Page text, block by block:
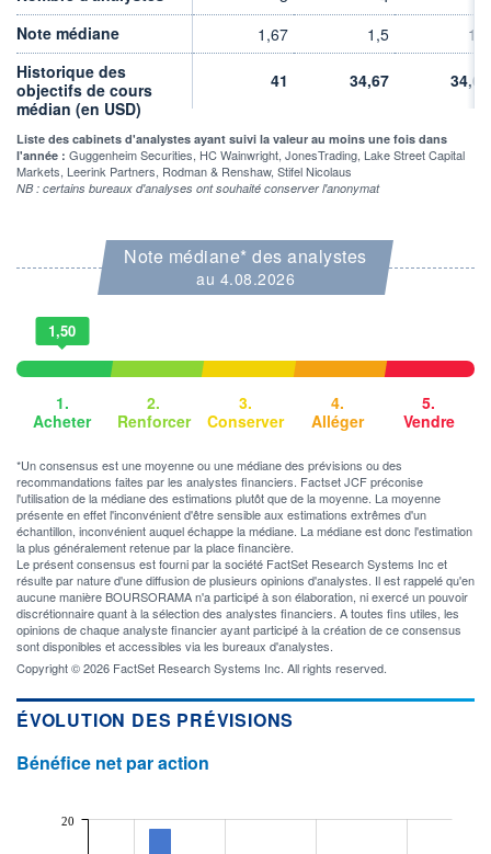
0 0,00%
VALORISATION
7 MUSD
CAPI.
9 MUSD
LIMITE À LA
0,0000 0,0000
RENDEMENT
ESTIMÉ 2026
PER ESTIMÉ
2026
DERNIER
ÉCHANGE
06.08.26 / 16:44:29
ÉLIGIBILITÉ
Non éligible
Boursobank
+ PORTEFEUILLE + LISTE
Note médiane
1,67 1,5
1,5
Historique des
objectifs de cours
médian (en USD)
41 34,67 34,67
Liste des cabinets d'analystes ayant suivi la valeur au moins une fois dans
l'année : Guggenheim Securities, HC Wainwright, JonesTrading, Lake Street Capital
Markets, Leerink Partners, Rodman & Renshaw, Stifel Nicolaus
NB : certains bureaux d'analyses ont souhaité conserver l'anonymat
Note médiane* des analystes
au 4.08.2026
1,50
1.
Acheter
2.
Renforcer
3.
Conserver
4.
Alléger
5.
Vendre
*Un consensus est une moyenne ou une médiane des prévisions ou des
recommandations faites par les analystes financiers. Factset JCF préconise
l'utilisation de la médiane des estimations plutôt que de la moyenne. La moyenne
présente en effet l'inconvénient d'être sensible aux estimations extrêmes d'un
échantillon, inconvénient auquel échappe la médiane. La médiane est donc l'estimation
la plus généralement retenue par la place financière.
Le présent consensus est fourni par la société FactSet Research Systems Inc et
résulte par nature d'une diffusion de plusieurs opinions d'analystes. Il est rappelé qu'en
aucune manière BOURSORAMA n'a participé à son élaboration, ni exercé un pouvoir
discrétionnaire quant à la sélection des analystes financiers. A toutes fins utiles, les
opinions de chaque analyste financier ayant participé à la création de ce consensus
sont disponibles et accessibles via les bureaux d'analystes.
Copyright © 2026 FactSet Research Systems Inc. All rights reserved.
ÉVOLUTION DES PRÉVISIONS
Bénéfice net par action
20